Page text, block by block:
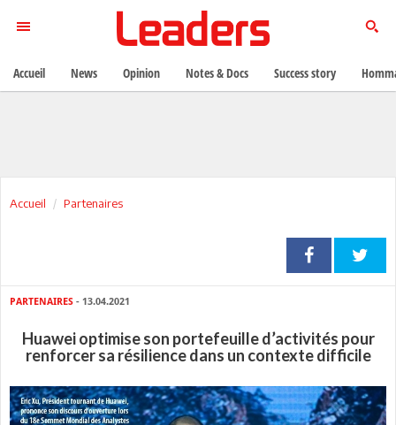
Accueil Partenaires
PARTENAIRES - 13.04.2021
Huawei optimise son portefeuille d’activités pour
renforcer sa résilience dans un contexte difficile
Accueil News Opinion Notes & Docs Success story